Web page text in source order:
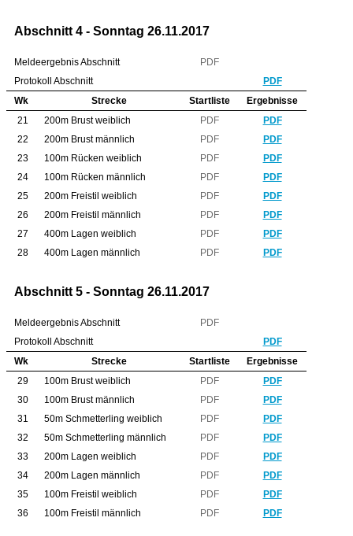
Abschnitt 4 - Sonntag 26.11.2017
Meldeergebnis Abschnitt
PDF
Protokoll Abschnitt
PDF
Wk
Strecke Startliste
Ergebnisse
21
200m Brust weiblich PDF
PDF
22
200m Brust männlich PDF
PDF
23
100m Rücken weiblich PDF
PDF
24
100m Rücken männlich PDF
PDF
25
200m Freistil weiblich PDF
PDF
26
200m Freistil männlich PDF
PDF
27
400m Lagen weiblich PDF
PDF
28
400m Lagen männlich PDF PDF
Abschnitt 5 - Sonntag 26.11.2017
Meldeergebnis Abschnitt
PDF
Protokoll Abschnitt
PDF
Wk
Strecke Startliste
Ergebnisse
29
100m Brust weiblich PDF
PDF
30
100m Brust männlich PDF
PDF
31
50m Schmetterling weiblich PDF
PDF
32
50m Schmetterling männlich PDF
PDF
33
200m Lagen weiblich PDF
PDF
34
200m Lagen männlich PDF
PDF
35
100m Freistil weiblich PDF
PDF
36
100m Freistil männlich PDF PDF